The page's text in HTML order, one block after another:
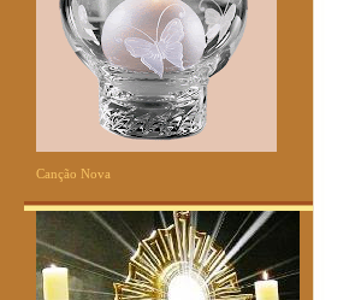
Canção Nova